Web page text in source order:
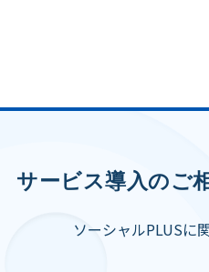
サービス導入のご
ソーシャルPLUSに